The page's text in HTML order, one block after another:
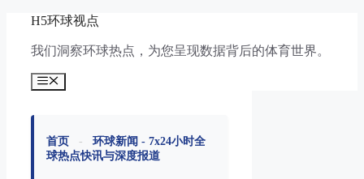
H5环球视点
我们洞察环球热点，为您呈现数据背后的体育世界。
菜
首页 -
环球新闻 - 7x24小时全
球热点快讯与深度报道